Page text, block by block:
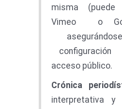
misma (puede
Vimeo o
acceso público.
Crónica
interpretativa